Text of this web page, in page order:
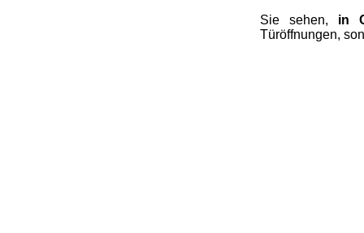
Sie sehen, in
Türöffnungen,